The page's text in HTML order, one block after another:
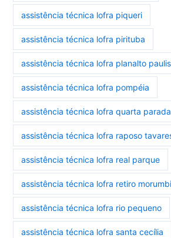
assistência técnica lofra piqueri
assistência técnica lofra pirituba
assistência técnica lofra planalto
assistência técnica lofra pompéia
assistência técnica lofra quarta parada
assistência técnica lofra raposo
assistência técnica lofra real parque
assistência técnica lofra retiro morumbi
assistência técnica lofra rio pequeno
assistência técnica lofra santa cecília